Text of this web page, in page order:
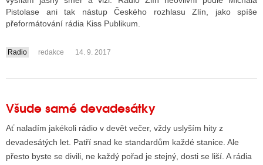
TELEVIZÍ
INTERNET
Pistolase ani tak nástup Českého rozhlasu Zlín, jako spíše
přeformátování rádia Kiss Publikum.
....
Radio redakce 14. 9. 2017
Všude samé devadesátky
Ať naladím jakékoli rádio v devět večer, vždy uslyším hity z
devadesátých let. Patří snad ke standardům každé stanice. Ale
přesto byste se divili, ne každý pořad je stejný, dosti se liší. A rádia